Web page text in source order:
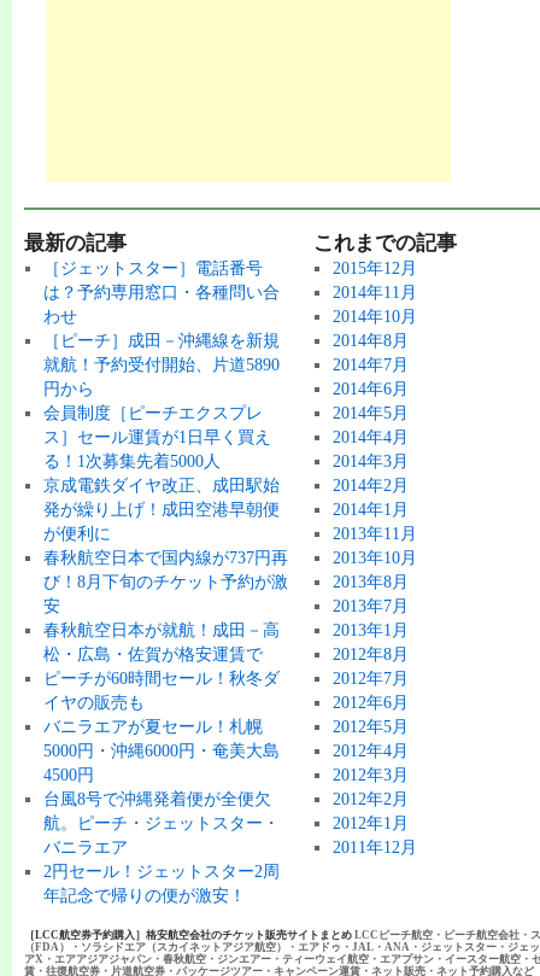
最新の記事
［ジェットスター］電話番号
は？予約専用窓口・各種問い合
わせ
［ピーチ］成田－沖縄線を新規
就航！予約受付開始、片道5890
円から
会員制度［ピーチエクスプレ
ス］セール運賃が1日早く買え
る！1次募集先着5000人
京成電鉄ダイヤ改正、成田駅始
発が繰り上げ！成田空港早朝便
が便利に
春秋航空日本で国内線が737円再
び！8月下旬のチケット予約が激
安
春秋航空日本が就航！成田－高
松・広島・佐賀が格安運賃で
ピーチが60時間セール！秋冬ダ
イヤの販売も
バニラエアが夏セール！札幌
5000円・沖縄6000円・奄美大島
4500円
台風8号で沖縄発着便が全便欠
航。ピーチ・ジェットスター・
バニラエア
2円セール！ジェットスター2周
年記念で帰りの便が激安！
これまでの記事
2015年12月
2014年11月
2014年10月
2014年8月
2014年7月
2014年6月
2014年5月
2014年4月
2014年3月
2014年2月
2014年1月
2013年11月
2013年10月
2013年8月
2013年7月
2013年1月
2012年8月
2012年7月
2012年6月
2012年5月
2012年4月
2012年3月
2012年2月
2012年1月
2011年12月
［LCC航空券予約購入］格安航空会社のチケット販売サイトまとめ LCCピーチ航空・ピーチ航空会社・
（FDA）・ソラシドエア（スカイネットアジア航空）・エアドゥ・JAL・ANA・ジェットスター・ジェ
アX・エアアジアジャパン・春秋航空・ジンエアー・ティーウェイ航空・エアプサン・イースター航空
賃・往復航空券・片道航空券・パッケージツアー・キャンペーン運賃・ネット販売・ネット予約購入など